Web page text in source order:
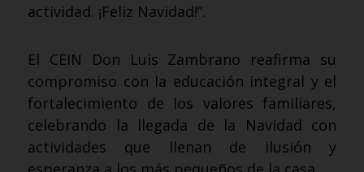
actividad. ¡Feliz Navidad!”.
El CEIN Don Luis Zambrano reafirma su
compromiso con la educación integral y el
fortalecimiento de los valores familiares,
celebrando la llegada de la Navidad con
actividades que llenan de ilusión y